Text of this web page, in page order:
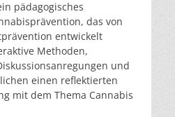
pädagogisches
das von
entwickelt
Methoden,
und
einen reflektierten
mit dem Thema Cannabis